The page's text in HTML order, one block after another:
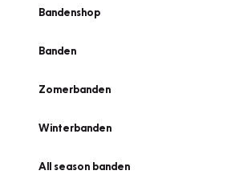
Bandenshop
Banden
Zomerbanden
Winterbanden
All season banden